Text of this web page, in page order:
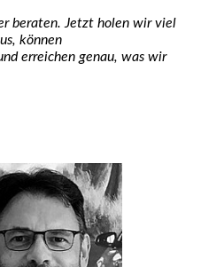
beraten. Jetzt holen wir viel
können
erreichen genau, was wir